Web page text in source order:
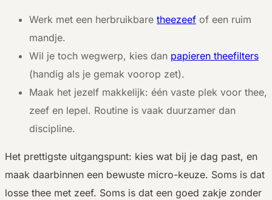
Werk met een herbruikbare theezeef of een ruim
mandje.
Wil je toch wegwerp, kies dan papieren theefilters
(handig als je gemak voorop zet).
Maak het jezelf makkelijk: één vaste plek voor thee,
zeef en lepel. Routine is vaak duurzamer dan
discipline.
Het prettigste uitgangspunt: kies wat bij je dag past, en
maak daarbinnen een bewuste micro-keuze. Soms is dat
losse thee met zeef. Soms is dat een goed zakje zonder